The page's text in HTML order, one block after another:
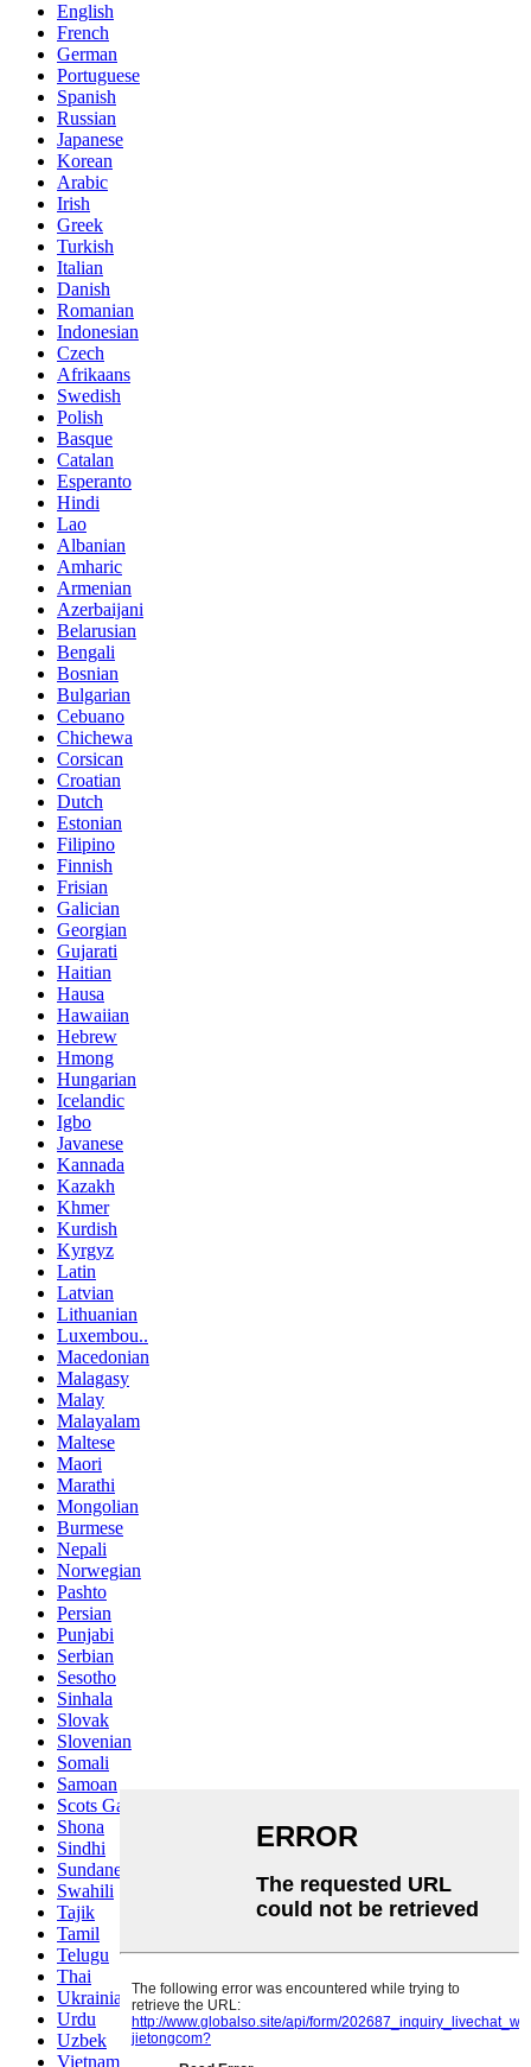
English
French
German
Portuguese
Spanish
Russian
Japanese
Korean
Arabic
Irish
Greek
Turkish
Italian
Danish
Romanian
Indonesian
Czech
Afrikaans
Swedish
Polish
Basque
Catalan
Esperanto
Hindi
Lao
Albanian
Amharic
Armenian
Azerbaijani
Belarusian
Bengali
Bosnian
Bulgarian
Cebuano
Chichewa
Corsican
Croatian
Dutch
Estonian
Filipino
Finnish
Frisian
Galician
Georgian
Gujarati
Haitian
Hausa
Hawaiian
Hebrew
Hmong
Hungarian
Icelandic
Igbo
Javanese
Kannada
Kazakh
Khmer
Kurdish
Kyrgyz
Latin
Latvian
Lithuanian
Luxembou..
Macedonian
Malagasy
Malay
Malayalam
Maltese
Maori
Marathi
Mongolian
Burmese
Nepali
Norwegian
Pashto
Persian
Punjabi
Serbian
Sesotho
Sinhala
Slovak
Slovenian
Somali
Samoan
Scots Gaelic
Shona
Sindhi
Sundanese
Swahili
Tajik
Tamil
Telugu
Thai
Ukrainian
Urdu
Uzbek
Vietnamese